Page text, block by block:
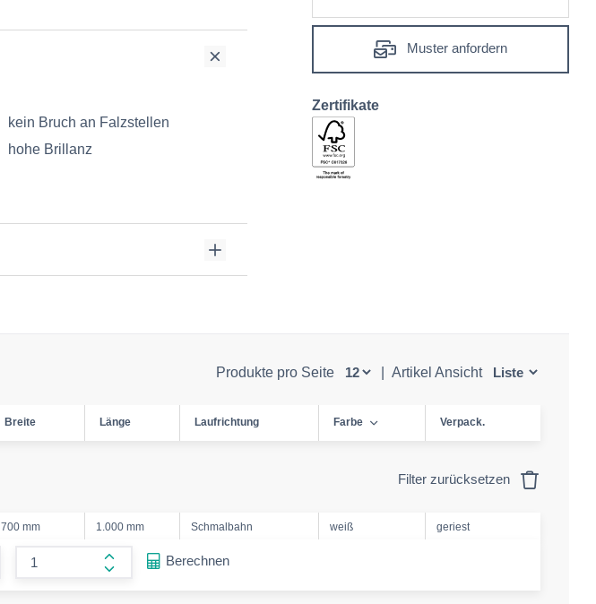
kein Bruch an Falzstellen
hohe Brillanz
Muster anfordern
Zertifikate
Produkte pro Seite Artikel Ansicht
Breite Länge Laufrichtung Farbe Verpack.
Filter zurücksetzen
700 mm 1.000 mm Schmalbahn weiß geriest
form.increase-amount
Berechnen